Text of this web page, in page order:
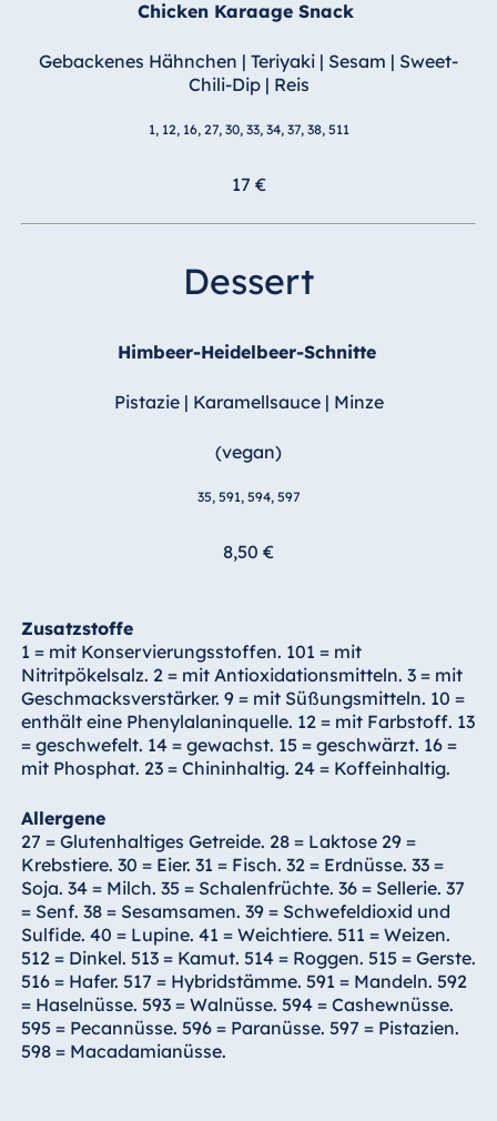
Chicken Karaage Snack
Gebackenes Hähnchen | Teriyaki | Sesam | Sweet-
Chili-Dip | Reis
1, 12, 16, 27, 30, 33, 34, 37, 38, 511
17 €
Dessert
Himbeer-Heidelbeer-Schnitte
Pistazie | Karamellsauce | Minze
(vegan)
35, 591, 594, 597
8,50 €
Zusatzstoffe
1 = mit Konservierungsstoffen. 101 = mit
Nitritpökelsalz. 2 = mit Antioxidationsmitteln. 3 = mit
Geschmacksverstärker. 9 = mit Süßungsmitteln. 10 =
enthält eine Phenylalaninquelle. 12 = mit Farbstoff. 13
= geschwefelt. 14 = gewachst. 15 = geschwärzt. 16 =
mit Phosphat. 23 = Chininhaltig. 24 = Koffeinhaltig.
Allergene
27 = Glutenhaltiges Getreide. 28 = Laktose 29 =
Krebstiere. 30 = Eier. 31 = Fisch. 32 = Erdnüsse. 33 =
Soja. 34 = Milch. 35 = Schalenfrüchte. 36 = Sellerie. 37
= Senf. 38 = Sesamsamen. 39 = Schwefeldioxid und
Sulfide. 40 = Lupine. 41 = Weichtiere. 511 = Weizen.
512 = Dinkel. 513 = Kamut. 514 = Roggen. 515 = Gerste.
516 = Hafer. 517 = Hybridstämme. 591 = Mandeln. 592
= Haselnüsse. 593 = Walnüsse. 594 = Cashewnüsse.
595 = Pecannüsse. 596 = Paranüsse. 597 = Pistazien.
598 = Macadamianüsse.